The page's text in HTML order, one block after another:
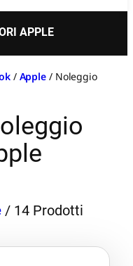
APPLE
/ Apple / Noleggio
/ 14 Prodotti